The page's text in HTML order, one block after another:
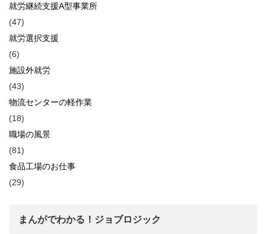
就労継続支援A型事業所
(47)
就労選択支援
(6)
施設外就労
(43)
物流センターの軽作業
(18)
職場の風景
(81)
食品工場のお仕事
(29)
まんがでわかる！ジョブロジック